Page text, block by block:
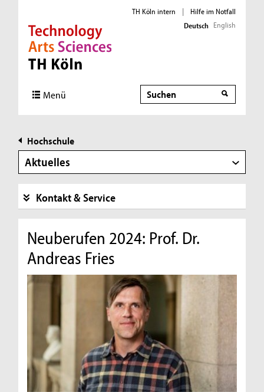
Direkt zur Hauptnavigation
Direkt zur Subnavigation
Direkt zum Inhalt
Direkt zum Fußbereich
TH Köln intern |
Hilfe im Notfall
Deutsch English
Menü Suche
Hochschule
Aktuelles
Kontakt & Service
Neuberufen 2024: Prof. Dr.
Andreas Fries